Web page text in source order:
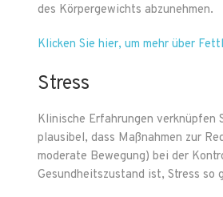
des Körpergewichts abzunehmen.
Klicken Sie hier, um mehr über
Stress
Klinische Erfahrungen verknüpfen
plausibel, dass Maßnahmen zur
moderate Bewegung) bei der
Gesundheitszustand ist, Stress so